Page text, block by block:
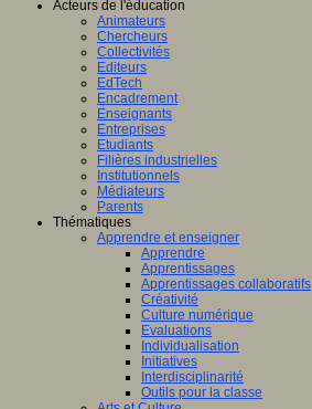
Acteurs de l'éducation
Animateurs
Chercheurs
Collectivités
Editeurs
EdTech
Encadrement
Enseignants
Entreprises
Etudiants
Filières industrielles
Institutionnels
Médiateurs
Parents
Thématiques
Apprendre et enseigner
Apprendre
Apprentissages
Apprentissages collaboratifs
Créativité
Culture numérique
Evaluations
Individualisation
Initiatives
Interdisciplinarité
Outils pour la classe